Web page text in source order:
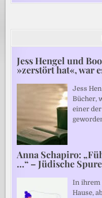
Jess Hengel und
»zerstört hat«, war
Jess
Bücher,
einer
Anna Schapiro:
…“ – Jüdische
In ihrem
Hause,